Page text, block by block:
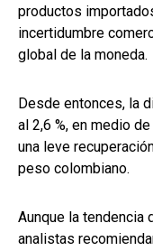
productos
incertidumbre
global de la moneda.
Desde entonces, la
al 2,6 %, en medio
una leve
peso colombiano.
Aunque la tendencia
analistas